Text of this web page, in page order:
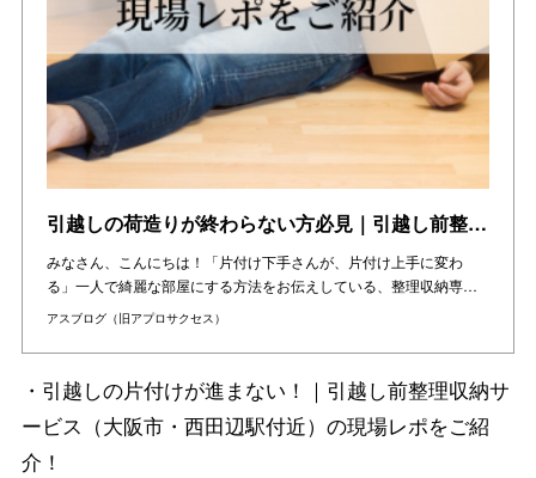
引越しの荷造りが終わらない方必見｜引越し前整理収納サービス（大阪市・西田辺駅付近）の現場レポをご紹介！
みなさん、こんにちは！「片付け下手さんが、片付け上手に変わ
る」一人で綺麗な部屋にする方法をお伝えしている、整理収納専…
アスブログ（旧アプロサクセス）
・引越しの片付けが進まない！｜引越し前整理収納サ
ービス（大阪市・西田辺駅付近）の現場レポをご紹
介！